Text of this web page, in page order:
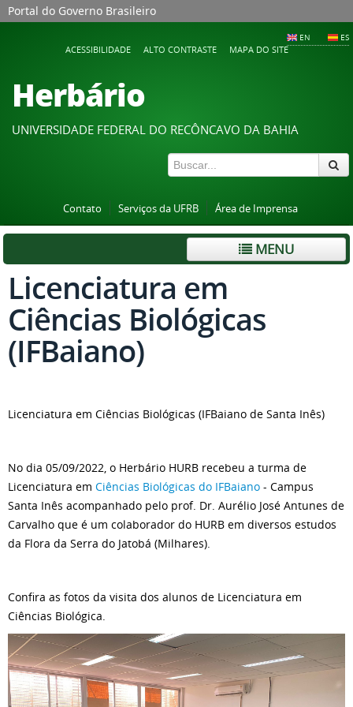
Portal do Governo Brasileiro
EN ES
ACESSIBILIDADE ALTO CONTRASTE MAPA DO SITE
Herbário
UNIVERSIDADE FEDERAL DO RECÔNCAVO DA BAHIA
Contato Serviços da UFRB Área de Imprensa
MENU
Licenciatura em
Ciências Biológicas
(IFBaiano)
Licenciatura em Ciências Biológicas (IFBaiano de Santa Inês)
No dia 05/09/2022, o Herbário HURB recebeu a turma de
Licenciatura em Ciências Biológicas do IFBaiano - Campus
Santa Inês acompanhado pelo prof. Dr. Aurélio José Antunes de
Carvalho que é um colaborador do HURB em diversos estudos
da Flora da Serra do Jatobá (Milhares).
Confira as fotos da visita dos alunos de Licenciatura em
Ciências Biológica.